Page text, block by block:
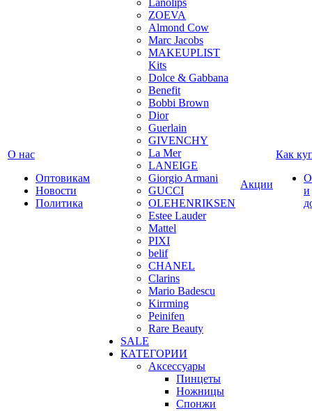
О нас
Оптовикам
Новости
Политика
Lanolips
ZOEVA
Almond Cow
Marc Jacobs
MAKEUPLIST
Kits
Dolce & Gabbana
Benefit
Bobbi Brown
Dior
Guerlain
GIVENCHY
La Mer
LANEIGE
Giorgio Armani
GUCCI
OLEHENRIKSEN
Estee Lauder
Mattel
PIXI
belif
CHANEL
Clarins
Mario Badescu
Kirrming
Peinifen
Rare Beauty
SALE
КАТЕГОРИИ
Аксессуары
Пинцеты
Ножницы
Спонжи
Акции
Как
и